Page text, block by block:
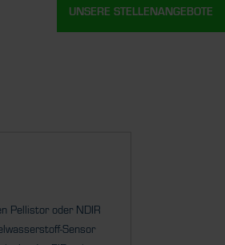
Pellistor oder NDIR
Sensor
UNSERE STELLENANGEBOTE